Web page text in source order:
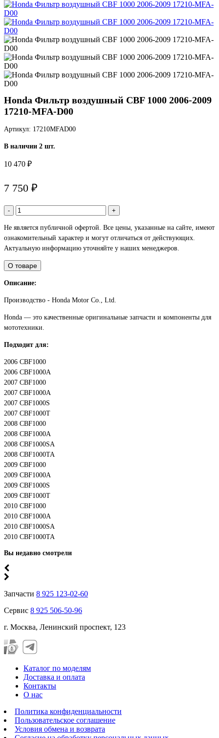
Honda Фильтр воздушный CBF 1000 2006-2009
17210-MFA-D00
Артикул: 17210MFAD00
В наличии 2 шт.
10 470 ₽
7 750 ₽
- +
Не является публичной офертой. Все цены, указанные на сайте, имеют
ознакомительный характер и могут отличаться от действующих.
Актуальную информацию уточняйте у наших менеджеров.
О товаре
Описание:
Производство - Honda Motor Co., Ltd.
Honda — это качественные оригинальные запчасти и компоненты для
мототехники.
Подходит для:
2006 CBF1000
2006 CBF1000A
2007 CBF1000
2007 CBF1000A
2007 CBF1000S
2007 CBF1000T
2008 CBF1000
2008 CBF1000A
2008 CBF1000SA
2008 CBF1000TA
2009 CBF1000
2009 CBF1000A
2009 CBF1000S
2009 CBF1000T
2010 CBF1000
2010 CBF1000A
2010 CBF1000SA
2010 CBF1000TA
Вы недавно смотрели
Запчасти 8 925 123-02-60
Сервис 8 925 506-50-96
г. Москва, Ленинский проспект, 123
Каталог по моделям
Доставка и оплата
Контакты
О нас
Политика конфиденциальности
Пользовательское соглашение
Условия обмена и возврата